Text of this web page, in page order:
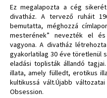
Ez megalapozta a cég
divatház. A tervező ruháit
bemutatta, méghozzá
mesterének” nevezték el
vagyona. A divatház
gyakorlatilag 30 éve töretlenül
eladási toplisták állandó
illata, amely fülledt, erotikus
kultikussá vált.Újabb
Obsession.